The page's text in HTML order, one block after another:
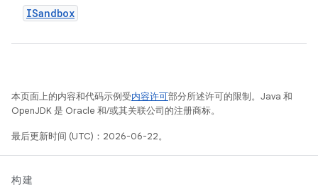
ISandbox
本页面上的内容和代码示例受内容许可部分所述许可的限制。Java 和
OpenJDK 是 Oracle 和/或其关联公司的注册商标。
最后更新时间 (UTC)：2026-06-22。
构建